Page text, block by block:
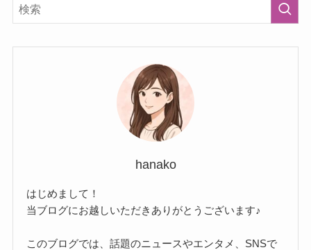
hanako
はじめまして！
当ブログにお越しいただきありがとうございます♪
このブログでは、話題のニュースやエンタメ、SNSで